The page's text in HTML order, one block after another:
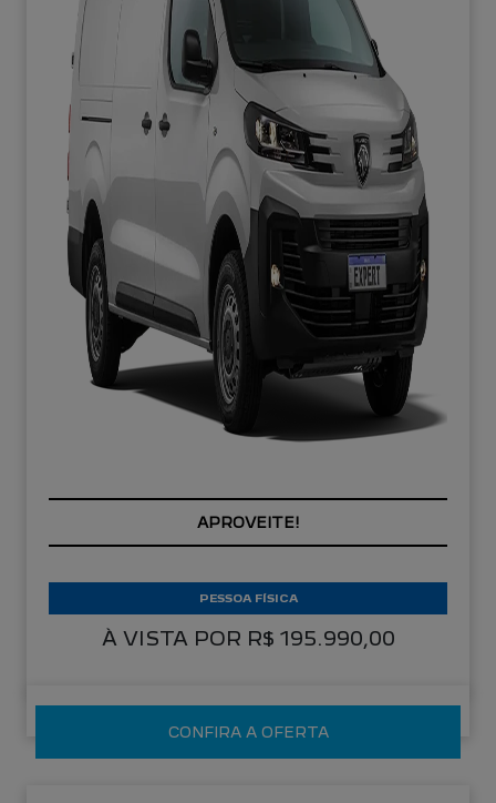
APROVEITE!
À VISTA POR R$ 195.990,00
PESSOA FÍSICA
CONFIRA A OFERTA